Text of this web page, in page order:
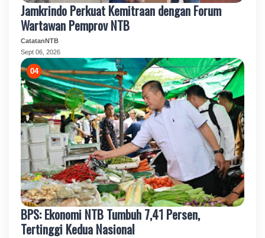
Jamkrindo Perkuat Kemitraan dengan Forum
Wartawan Pemprov NTB
CatatanNTB
Sept 06, 2026
BPS: Ekonomi NTB Tumbuh 7,41 Persen,
Tertinggi Kedua Nasional